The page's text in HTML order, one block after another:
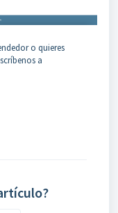
o quieres
a